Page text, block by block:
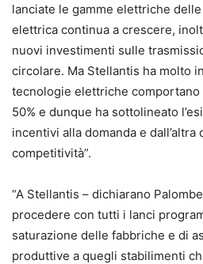
lanciate le gamme elettriche
elettrica continua a crescere,
nuovi investimenti sulle
circolare. Ma Stellantis ha molto
tecnologie elettriche
50% e dunque ha sottolineato
incentivi alla domanda e
competitività”.
“A Stellantis – dichiarano
procedere con tutti i lanci
saturazione delle fabbriche e di
produttive a quegli stabilimenti